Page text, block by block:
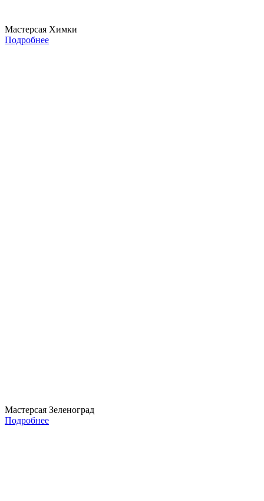
Мастерсая Химки
Подробнее
Мастерсая Зеленоград
Подробнее